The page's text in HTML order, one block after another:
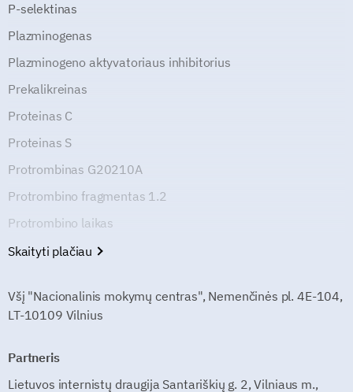
P-selektinas
Plazminogenas
Plazminogeno aktyvatoriaus inhibitorius
Prekalikreinas
Proteinas C
Proteinas S
Protrombinas G20210A
Protrombino fragmentas 1.2
Protrombino laikas
Skaityti plačiau
Všį "Nacionalinis mokymų centras", Nemenčinės pl. 4E-104,
LT-10109 Vilnius
Partneris
Lietuvos internistų draugija Santariškių g. 2, Vilniaus m.,